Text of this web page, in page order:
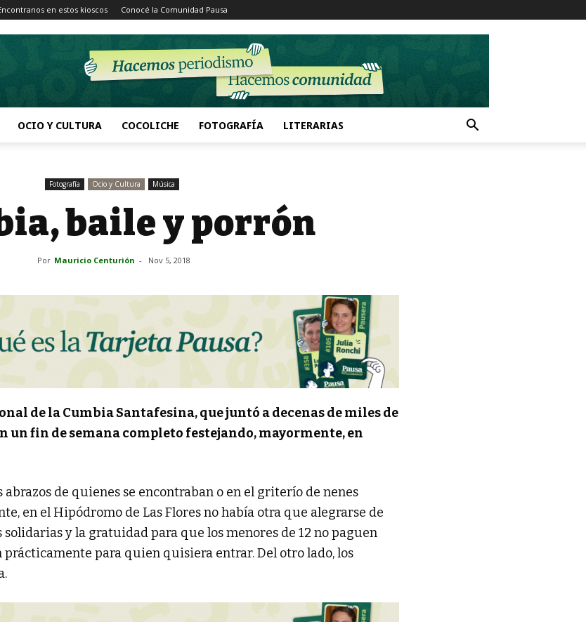
en estos kioscos Conocé la Comunidad Pausa
OCIO Y CULTURA COCOLICHE FOTOGRAFÍA LITERARIAS
Fotografía Ocio y Cultura Música
baile y porrón
Por Mauricio Centurión - Nov 5, 2018
de la Cumbia Santafesina, que juntó a decenas de miles de
un fin de semana completo festejando, mayormente, en
abrazos de quienes se encontraban o en el griterío de nenes
en el Hipódromo de Las Flores no había otra que alegrarse de
y la gratuidad para que los menores de 12 no paguen
prácticamente para quien quisiera entrar. Del otro lado, los